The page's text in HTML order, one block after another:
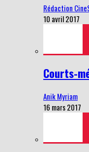
Rédaction
10 avril 2017
Courts-
Anik Myriam
16 mars 2017